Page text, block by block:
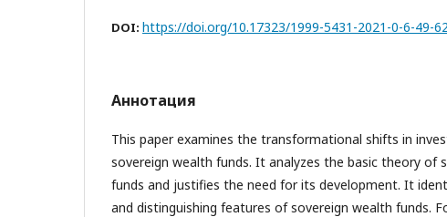
DOI: https://doi.org/10.17323/1999-5431-2021-0-6-49-
Аннотация
This paper examines the transformational shifts in
sovereign wealth funds. It analyzes the basic theory of
funds and justifies the need for its development. It
and distinguishing features of sovereign wealth funds.